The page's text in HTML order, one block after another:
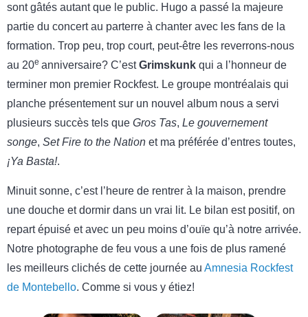
sont gâtés autant que le public. Hugo a passé la majeure
partie du concert au parterre à chanter avec les fans de la
formation. Trop peu, trop court, peut-être les reverrons-nous
au 20e anniversaire? C’estGrimskunk qui a l’honneur de
terminer mon premier Rockfest. Le groupe montréalais qui
planche présentement sur un nouvel album nous a servi
plusieurs succès tels que Gros Tas, Le gouvernement
songe, Set Fire to the Nation et ma préférée d’entres toutes,
¡Ya Basta!.
Minuit sonne, c’est l’heure de rentrer à la maison, prendre
une douche et dormir dans un vrai lit. Le bilan est positif, on
repart épuisé et avec un peu moins d’ouïe qu’à notre arrivée.
Notre photographe de feu vous a une fois de plus ramené
les meilleurs clichés de cette journée au Amnesia Rockfest
de Montebello. Comme si vous y étiez!